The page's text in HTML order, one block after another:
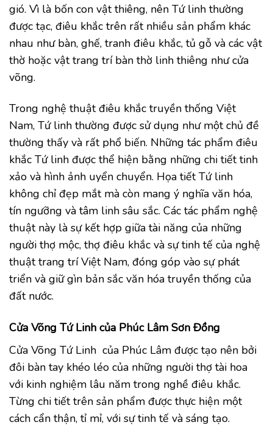
gió. Vì là bốn con vật thiêng, nên Tứ linh thường
được tạc, điêu khắc trên rất nhiều sản phẩm khác
nhau như bàn, ghế, tranh điêu khắc, tủ gỗ và các vật
thờ hoặc vật trang trí bàn thờ linh thiêng như cửa
võng.
Trong nghệ thuật điêu khắc truyền thống Việt
Nam, Tứ linh thường được sử dụng như một chủ đề
thường thấy và rất phổ biến. Những tác phẩm điêu
khắc Tứ linh được thể hiện bằng những chi tiết tinh
xảo và hình ảnh uyển chuyển. Họa tiết Tứ linh
không chỉ đẹp mắt mà còn mang ý nghĩa văn hóa,
tín ngưỡng và tâm linh sâu sắc. Các tác phẩm nghệ
thuật này là sự kết hợp giữa tài năng của những
người thợ mộc, thợ điêu khắc và sự tinh tế của nghệ
thuật trang trí Việt Nam, đóng góp vào sự phát
triển và giữ gìn bản sắc văn hóa truyền thống của
đất nước.
Cửa Võng Tứ Linh của Phúc Lâm Sơn Đồng
Cửa Võng Tứ Linh của Phúc Lâm được tạo nên bởi
đôi bàn tay khéo léo của những người thợ tài hoa
với kinh nghiệm lâu năm trong nghề điêu khắc.
Từng chi tiết trên sản phẩm được thực hiện một
cách cẩn thận, tỉ mỉ, với sự tinh tế và sáng tạo.